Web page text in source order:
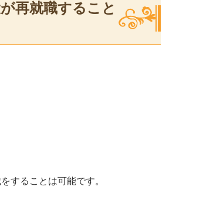
再就職すること
することは可能です。